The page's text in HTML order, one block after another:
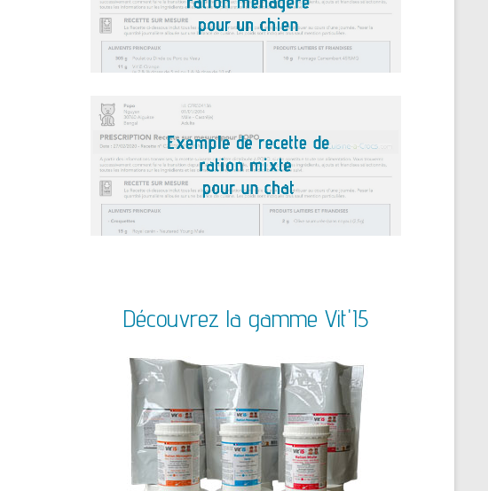
Découvrez la gamme Vit'I5